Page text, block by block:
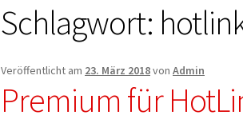
Schlagwort:
Veröffentlicht am 23. März 2018vonAdmin
Premium für